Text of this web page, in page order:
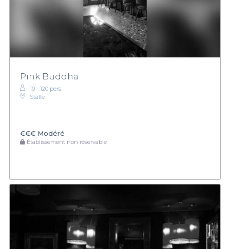
Pink Buddha
10 - 120 pers.
Stalle
€€€ Modéré
Établissement non réservable